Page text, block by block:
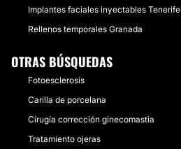
Implantes faciales inyectables Tenerife
Rellenos temporales Granada
OTRAS BÚSQUEDAS
Fotoesclerosis
Carilla de porcelana
Cirugía corrección ginecomastia
Tratamiento ojeras